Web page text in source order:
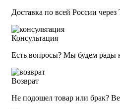
Доставка по всей России
Консультация
Есть вопросы? Мы будем рады
Возврат
Не подошел товар или брак?